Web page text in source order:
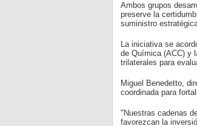
Ambos grupos
preserve la
suministro
La iniciativa se
de Química (ACC) y
trilaterales para
Miguel Benedetto,
coordinada para
"Nuestras cadenas
favorezcan la